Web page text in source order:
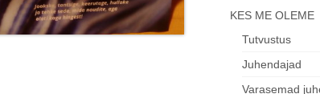
KES ME OLEME
Tutvustus
Juhendajad
Varasemad